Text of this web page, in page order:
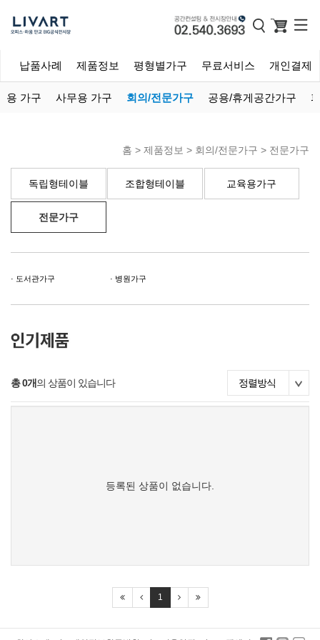
납품사례 제품정보 평형별가구 무료서비스 개인결제
용 가구 사무용 가구 회의/전문가구 공용/휴게공간가구
홈 > 제품정보 > 회의/전문가구 > 전문가구
독립형테이블 조합형테이블 교육용가구
전문가구
도서관가구 병원가구
총 0개의 상품이 있습니다 정렬방식
등록된 상품이 없습니다.
1